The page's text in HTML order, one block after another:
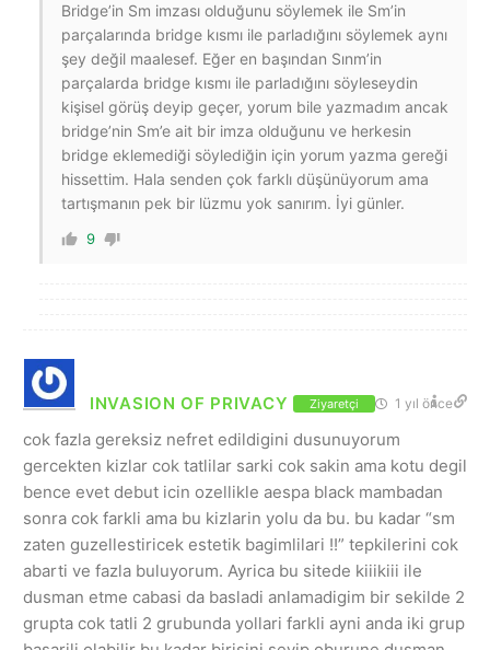
Bridge’in Sm imzası olduğunu söylemek ile Sm’in
parçalarında bridge kısmı ile parladığını söylemek aynı
şey değil maalesef. Eğer en başından Sınm’in
parçalarda bridge kısmı ile parladığını söyleseydin
kişisel görüş deyip geçer, yorum bile yazmadım ancak
bridge’nin Sm’e ait bir imza olduğunu ve herkesin
bridge eklemediği söylediğin için yorum yazma gereği
hissettim. Hala senden çok farklı düşünüyorum ama
tartışmanın pek bir lüzmu yok sanırım. İyi günler.
9
INVASION OF PRIVACY Ziyaretçi 1 yıl önce
cok fazla gereksiz nefret edildigini dusunuyorum
gercekten kizlar cok tatlilar sarki cok sakin ama kotu degil
bence evet debut icin ozellikle aespa black mambadan
sonra cok farkli ama bu kizlarin yolu da bu. bu kadar “sm
zaten guzellestiricek estetik bagimlilari !!” tepkilerini cok
abarti ve fazla buluyorum. Ayrica bu sitede kiiikiii ile
dusman etme cabasi da basladi anlamadigim bir sekilde 2
grupta cok tatli 2 grubunda yollari farkli ayni anda iki grup